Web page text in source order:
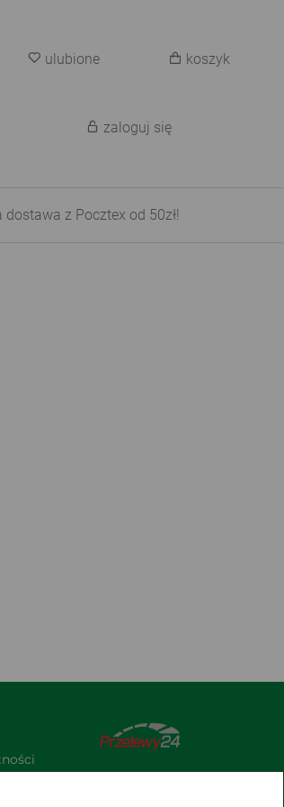
ulubione koszyk
zaloguj się
dostawa z Pocztex od 50zł!